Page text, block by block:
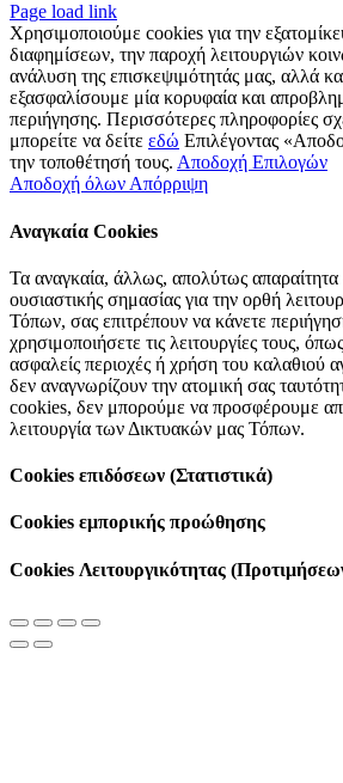
Page load link
Χρησιμοποιούμε cookies για την
διαφημίσεων, την παροχή λειτουργιών
ανάλυση της επισκεψιμότητάς μας, αλλά
εξασφαλίσουμε μία κορυφαία και
περιήγησης. Περισσότερες πληροφορίες
μπορείτε να δείτε εδώ Επιλέγοντας
την τοποθέτησή τους. Αποδοχή Επιλογών
Αποδοχή όλων Απόρριψη
Αναγκαία Cookies
Τα αναγκαία, άλλως, απολύτως απαραίτητα
ουσιαστικής σημασίας για την ορθή
Τόπων, σας επιτρέπουν να κάνετε
χρησιμοποιήσετε τις λειτουργίες τους,
ασφαλείς περιοχές ή χρήση του καλαθιού
δεν αναγνωρίζουν την ατομική σας
cookies, δεν μπορούμε να προσφέρουμε
λειτουργία των Δικτυακών μας Τόπων.
Cookies επιδόσεων (Στατιστικά)
Cookies εμπορικής προώθησης
Cookies Λειτουργικότητας